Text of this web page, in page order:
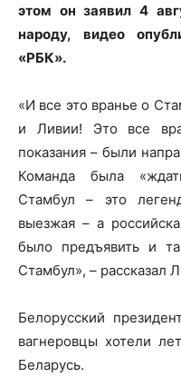
этом он заявил 4
народу, видео
«РБК».
«И все это вранье о
и Ливии! Это все
показания – были
Команда была
Стамбул – это
выезжая – а
было предъявить и
Стамбул», – рассказал
Белорусский
вагнеровцы хотели
Беларусь.